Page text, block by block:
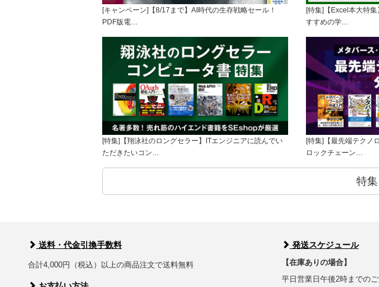
[キャンペーン]【8/17まで】AI時代の生存戦略セール！
PDF版電…
[特集]【Excel本大特
すすめの学…
[特集]【翔泳社のロングセラー】ITエンジニアに読んでい
ただきたいコン…
[特集]【最先端テクノ
ロックチェーン…
特
送料・代金引換手数料
合計4,000円（税込）以上の商品注文で送料無料
発送スケジュール
【在庫ありの場合】
平日営業日午後2時までの